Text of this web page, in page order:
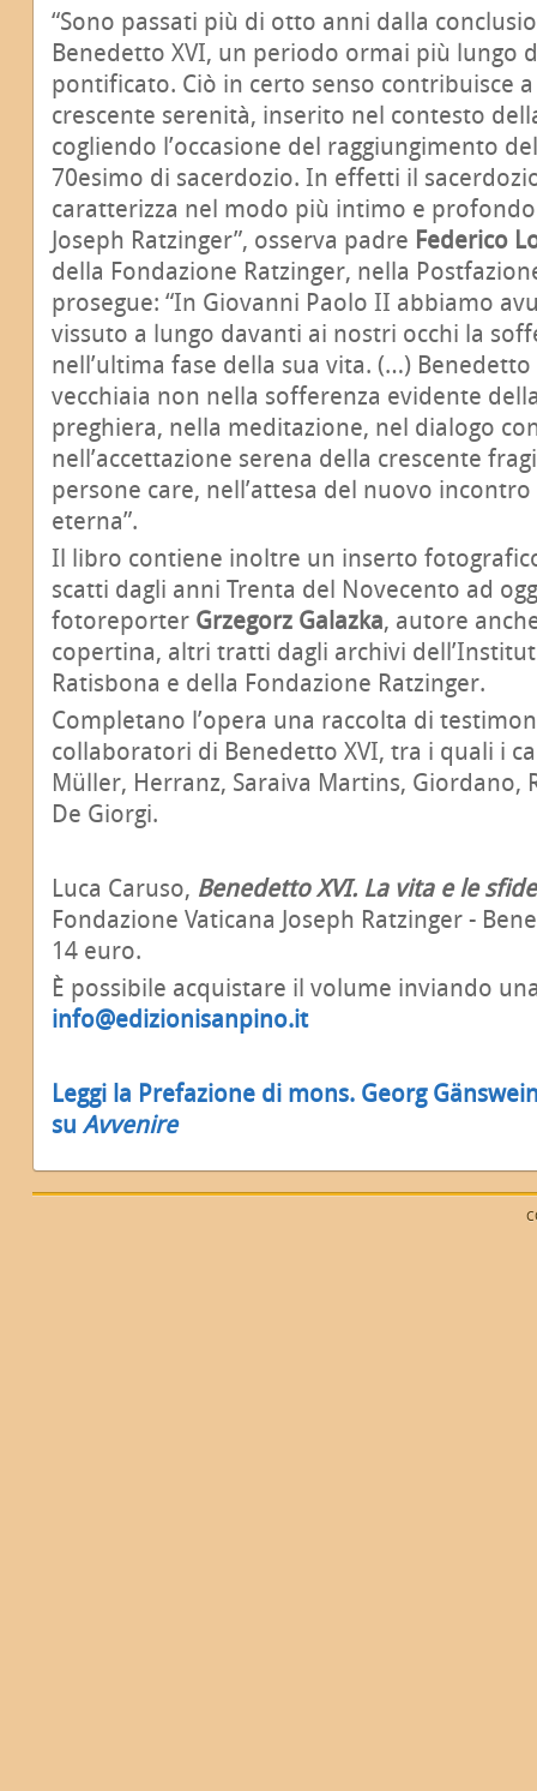
“Sono passati più di otto anni dalla
Benedetto XVI, un periodo ormai più lungo
pontificato. Ciò in certo senso contribuisce
crescente serenità, inserito nel contesto
cogliendo l’occasione del raggiungimento
70esimo di sacerdozio. In effetti il
caratterizza nel modo più intimo e
Joseph Ratzinger”, osserva padre Federico
della Fondazione Ratzinger, nella
prosegue: “In Giovanni Paolo II abbiamo
vissuto a lungo davanti ai nostri occhi la
nell’ultima fase della sua vita. (…) Benedetto
vecchiaia non nella sofferenza evidente
preghiera, nella meditazione, nel dialogo
nell’accettazione serena della crescente
persone care, nell’attesa del nuovo
eterna”.
Il libro contiene inoltre un inserto
scatti dagli anni Trenta del Novecento ad
fotoreporter Grzegorz Galazka, autore
copertina, altri tratti dagli archivi
Ratisbona e della Fondazione Ratzinger.
Completano l’opera una raccolta di
collaboratori di Benedetto XVI, tra i quali i
Müller, Herranz, Saraiva Martins, Giordano,
De Giorgi.
Luca Caruso, Benedetto XVI. La vita e le sfide
Fondazione Vaticana Joseph Ratzinger -
14 euro.
È possibile acquistare il volume inviando
info@edizionisanpino.it
Leggi la Prefazione di mons. Georg
su Avvenire